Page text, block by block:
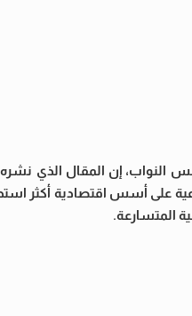
النواب، إن المقال الذي
على أسس اقتصادية أكثر
المتسارعة.